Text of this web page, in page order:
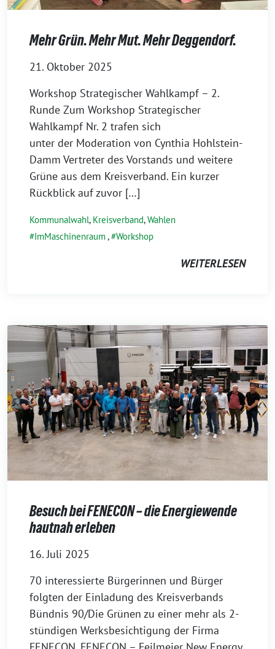
Mehr Grün. Mehr Mut. Mehr Deggendorf.
21. Oktober 2025
Workshop Strategischer Wahlkampf – 2.
Runde Zum Workshop Strategischer
Wahlkampf Nr. 2 trafen sich
unter der Moderation von Cynthia Hohlstein-
Damm Vertreter des Vorstands und weitere
Grüne aus dem Kreisverband. Ein kurzer
Rückblick auf zuvor […]
Kommunalwahl, Kreisverband,Wahlen
ImMaschinenraum, Workshop
WEITERLESEN
Besuch bei FENECON – die Energiewende
hautnah erleben
16. Juli 2025
70 interessierte Bürgerinnen und Bürger
folgten der Einladung des Kreisverbands
Bündnis 90/Die Grünen zu einer mehr als 2-
stündigen Werksbesichtigung der Firma